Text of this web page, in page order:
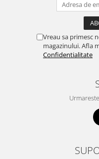
Vreau sa primesc
magazinului. Afla
Confidentialitate